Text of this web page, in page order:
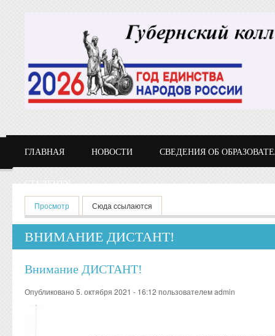
ГЛАВНАЯ НОВОСТИ СВЕДЕНИЯ ОБ
СТУДЕНТУ
Главные вкладки
Просмотр (активная вкладка)
Сюда ссылаются
ВНИМАНИЕ ДИСТАНТ!
Внимание ДИСТАНТ!
Опубликовано 5. октября 2021 - 16:12 пользователемadmin